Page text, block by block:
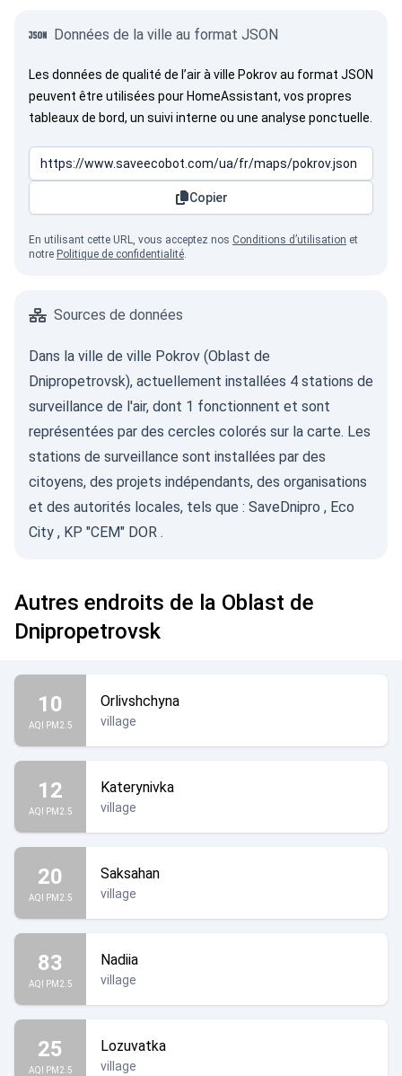
Données de la ville au format JSON
Les données de qualité de l’air à ville Pokrov au format JSON
peuvent être utilisées pour HomeAssistant, vos propres
tableaux de bord, un suivi interne ou une analyse ponctuelle.
Copier
En utilisant cette URL, vous acceptez nos Conditions d’utilisation et
notre Politique de confidentialité.
Sources de données
Dans la ville de ville Pokrov (Oblast de
Dnipropetrovsk), actuellement installées 4 stations de
surveillance de l'air, dont 1 fonctionnent et sont
représentées par des cercles colorés sur la carte. Les
stations de surveillance sont installées par des
citoyens, des projets indépendants, des organisations
et des autorités locales, tels que : SaveDnipro , Eco
City , KP "CEM" DOR .
Autres endroits de la Oblast de
Dnipropetrovsk
10
AQI PM2.5
Orlivshchyna
village
12
AQI PM2.5
Katerynivka
village
20
AQI PM2.5
Saksahan
village
83
AQI PM2.5
Nadiia
village
25
AQI PM2.5
Lozuvatka
village